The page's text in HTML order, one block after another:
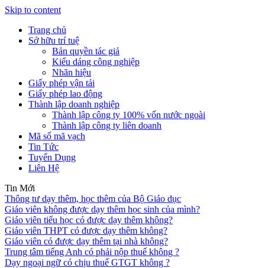
Skip to content
Trang chủ
Sở hữu trí tuệ
Bản quyền tác giả
Kiểu dáng công nghiệp
Nhãn hiệu
Giấy phép vận tải
Giấy phép lao động
Thành lập doanh nghiệp
Thành lập công ty 100% vốn nước ngoài
Thành lập công ty liên doanh
Mã số mã vạch
Tin Tức
Tuyển Dụng
Liên Hệ
Tin Mới
Thông tư dạy thêm, học thêm của Bộ Giáo dục
Giáo viên không được dạy thêm học sinh của mình?
Giáo viên tiểu học có được dạy thêm không?
Giáo viên THPT có được dạy thêm không?
Giáo viên có được dạy thêm tại nhà không?
Trung tâm tiếng Anh có phải nộp thuế không ?
Dạy ngoại ngữ có chịu thuế GTGT không ?